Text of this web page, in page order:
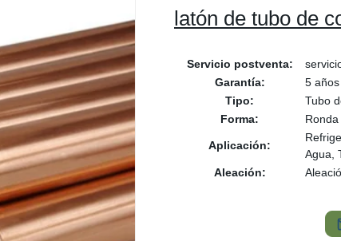
latón de tubo de
Servicio postventa:
Garantía:
5 años
Tipo:
Tubo
Forma:
Ronda
Aplicación:
Agua,
Aleación: